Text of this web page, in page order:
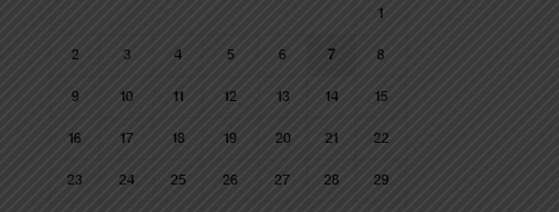
1
2 3 4 5 6 7 8
9 10 11 12 13 14 15
16 17 18 19 20 21 22
23 24 25 26 27 28 29